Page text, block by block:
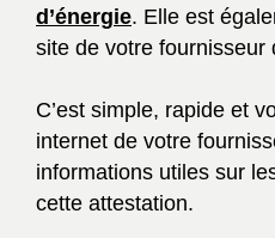
d’énergie. Elle est
site de votre fournisseur
C’est simple, rapide et
internet de votre
informations utiles sur
cette attestation.